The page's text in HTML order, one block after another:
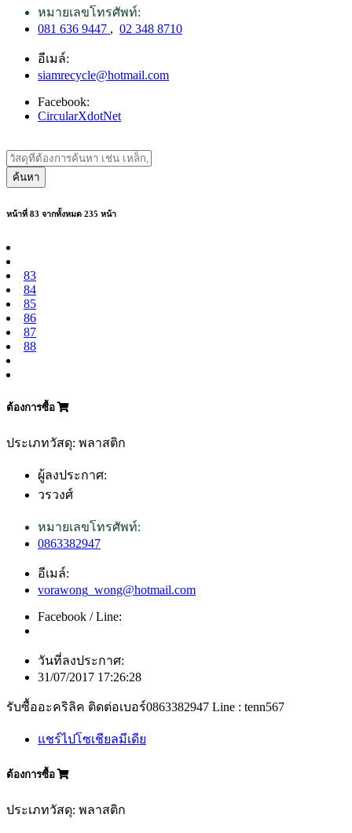
หมายเลขโทรศัพท์:
081 636 9447 , 02 348 8710
อีเมล์:
siamrecycle@hotmail.com
Facebook:
CircularXdotNet
ค้นหา
หน้าที่ 83 จากทั้งหมด 235 หน้า
83
84
85
86
87
88
ต้องการซื้อ
ประเภทวัสดุ: พลาสติก
ผู้ลงประกาศ:
วรวงศ์
หมายเลขโทรศัพท์:
0863382947
อีเมล์:
vorawong_wong@hotmail.com
Facebook / Line:
วันที่ลงประกาศ:
31/07/2017 17:26:28
รับซื้ออะคริลิค ติดต่อเบอร์0863382947 Line : tenn567
แชร์ไปโซเชียลมีเดีย
ต้องการซื้อ
ประเภทวัสดุ: พลาสติก